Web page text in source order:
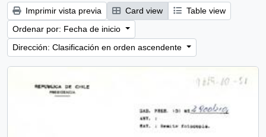
Imprimir vista previa Card view
Table view
Ordenar por: Fecha de inicio
Dirección: Clasificación en orden ascendente